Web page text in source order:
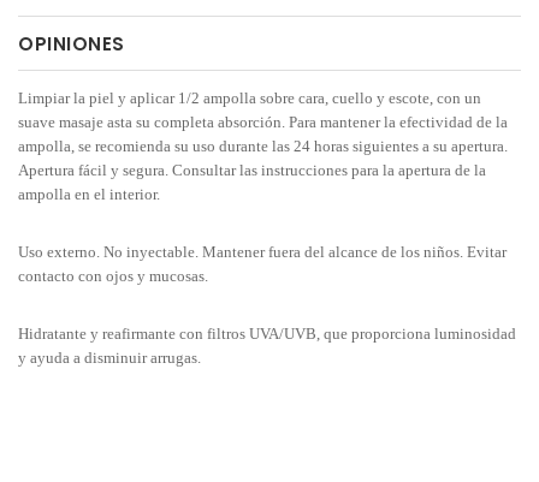
OPINIONES
Limpiar la piel y aplicar 1/2 ampolla sobre cara, cuello y escote, con un
suave masaje asta su completa absorción. Para mantener la efectividad de la
ampolla, se recomienda su uso durante las 24 horas siguientes a su apertura.
Apertura fácil y segura. Consultar las instrucciones para la apertura de la
ampolla en el interior.
Uso externo. No inyectable. Mantener fuera del alcance de los niños. Evitar
contacto con ojos y mucosas.
Hidratante y reafirmante con filtros UVA/UVB, que proporciona luminosidad
y ayuda a disminuir arrugas.